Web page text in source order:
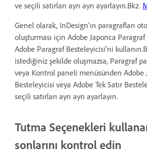
ve seçili satırları ayrı ayrı ayarlayın.Bkz.
Genel olarak, InDesign'ın paragrafları
oluşturması için Adobe Japonca
Adobe Paragraf Besteleyicisi'ni
istediğiniz şekilde oluşmazsa, Paragraf
veya Kontrol paneli menüsünden Adobe
Besteleyicisi veya Adobe Tek Satır
seçili satırları ayrı ayrı ayarlayın.
Tutma Seçenekleri
sonlarını kontrol edin